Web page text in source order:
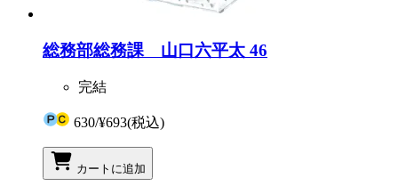
総務部総務課 山口六平太 46
完結
630/¥693(税込)
カートに追加